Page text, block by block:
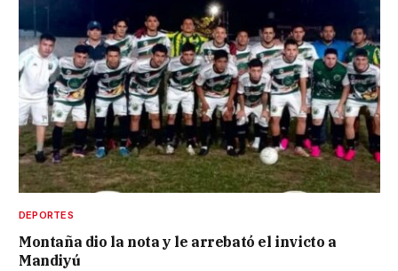
DEPORTES
Montaña dio la nota y le arrebató el invicto a
Mandiyú